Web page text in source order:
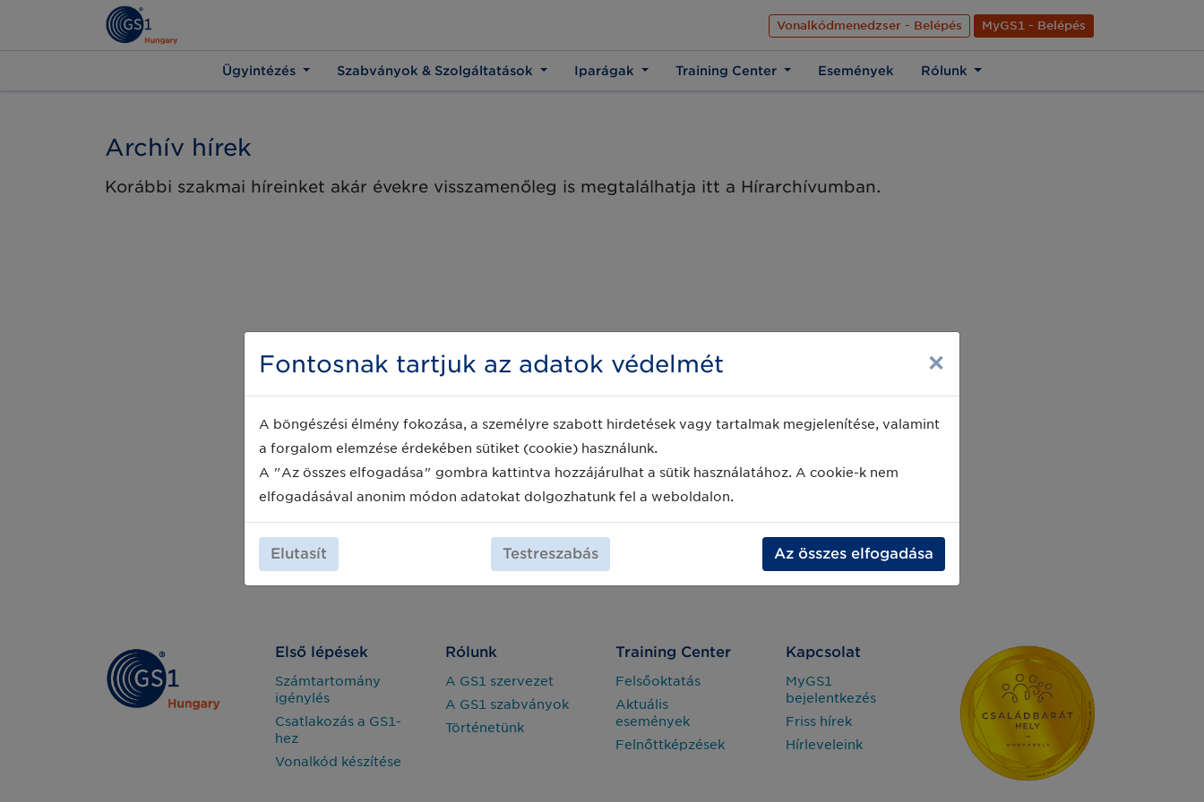
Az üzleti élet közös nyelve Hírek Kapcsolat Rólunk
EN
Vonalkódmenedzser - Belépés
MyGS1 - Belépés
Ügyintézés Szabványok & Szolgáltatások Iparágak Training Center Események Rólunk
Archív hírek
Korábbi szakmai híreinket akár évekre visszamenőleg is megtalálhatja itt a Hírarchívumban.
Első lépések
Számtartomány
igénylés
Csatlakozás a GS1-
hez
Vonalkód készítése
Rólunk
A GS1 szervezet
A GS1 szabványok
Történetünk
Training Center
Felsőoktatás
Aktuális
események
Felnőttképzések
Kapcsolat
MyGS1
bejelentkezés
Friss hírek
Hírleveleink
Fontosnak tartjuk az adatok védelmét ×
A böngészési élmény fokozása, a személyre szabott hirdetések vagy tartalmak megjelenítése, valamint
a forgalom elemzése érdekében sütiket (cookie) használunk.
A "Az összes elfogadása" gombra kattintva hozzájárulhat a sütik használatához. A cookie-k nem
elfogadásával anonim módon adatokat dolgozhatunk fel a weboldalon.
Elutasít Testreszabás Az összes elfogadása